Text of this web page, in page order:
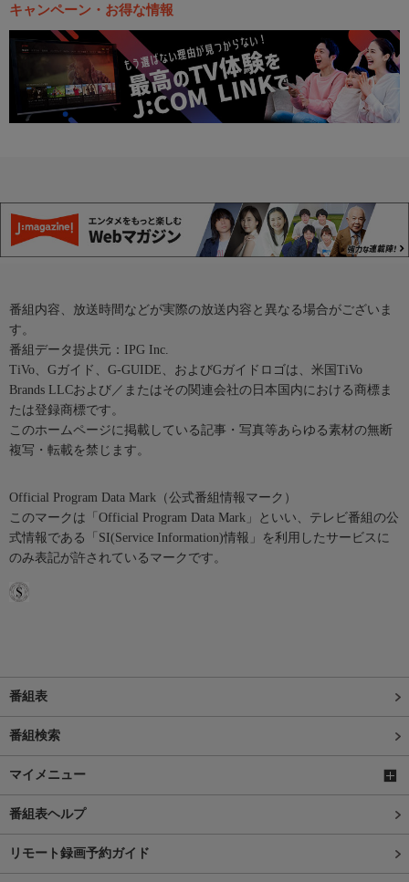
キャンペーン・お得な情報
番組内容、放送時間などが実際の放送内容と異なる場合がございま
す。
番組データ提供元：IPG Inc.
TiVo、Gガイド、G-GUIDE、およびGガイドロゴは、米国TiVo
Brands LLCおよび／またはその関連会社の日本国内における商標ま
たは登録商標です。
このホームページに掲載している記事・写真等あらゆる素材の無断
複写・転載を禁じます。
Official Program Data Mark（公式番組情報マーク）
このマークは「Official Program Data Mark」といい、テレビ番組の公
式情報である「SI(Service Information)情報」を利用したサービスに
のみ表記が許されているマークです。
番組表
番組検索
マイメニュー
番組表ヘルプ
リモート録画予約ガイド